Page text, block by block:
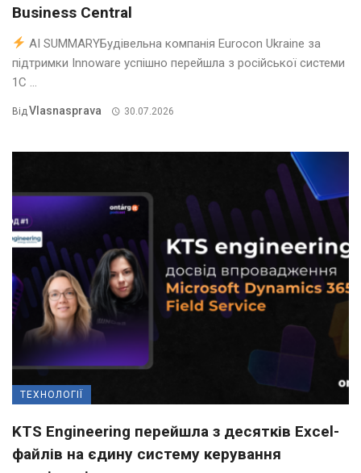
Business Central
AI SUMMARYБудівельна компанія Eurocon Ukraine за
підтримки Innoware успішно перейшла з російської системи
1С ...
ВідVlasnasprava 30.07.2026
ТЕХНОЛОГІЇ
KTS Engineering перейшла з десятків Excel-
файлів на єдину систему керування